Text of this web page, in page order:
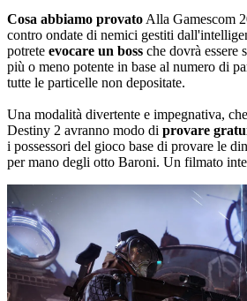
Cosa abbiamo provato Alla Gamescom
contro ondate di nemici gestiti
potrete evocare un boss che dovrà essere
più o meno potente in base al numero di
tutte le particelle non depositate.
Una modalità divertente e impegnativa,
Destiny 2 avranno modo di provare
i possessori del gioco base di provare le
per mano degli otto Baroni. Un filmato